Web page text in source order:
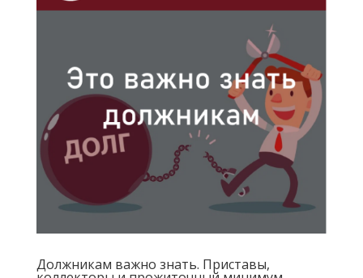
Должникам важно знать. Приставы,